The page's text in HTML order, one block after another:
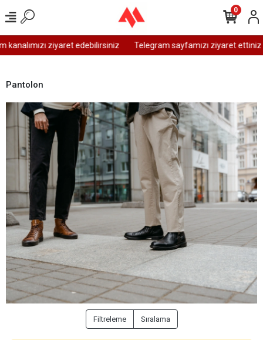
ziyaret edebilirsiniz Telegram sayfamızı ziyaret ettiniz
0
Pantolon
Filtreleme Sıralama